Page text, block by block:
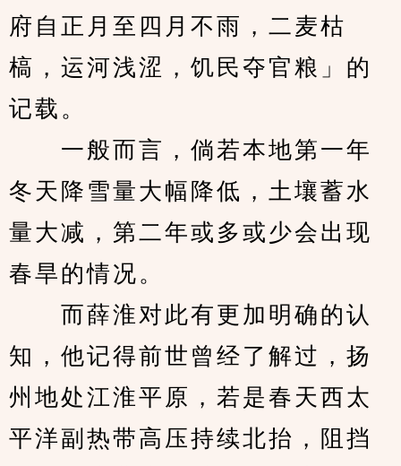
府自正月至四月不雨，二麦枯
槁，运河浅涩，饥民夺官粮」的
记载。
一般而言，倘若本地第一年
冬天降雪量大幅降低，土壤蓄水
量大减，第二年或多或少会出现
春旱的情况。
而薛淮对此有更加明确的认
知，他记得前世曾经了解过，扬
州地处江淮平原，若是春天西太
平洋副热带高压持续北抬，阻挡